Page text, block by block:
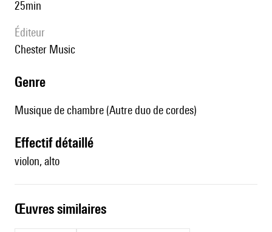
25min
éditeur
Chester Music
genre
Musique de chambre (Autre duo de cordes)
effectif détaillé
violon, alto
œuvres similaires